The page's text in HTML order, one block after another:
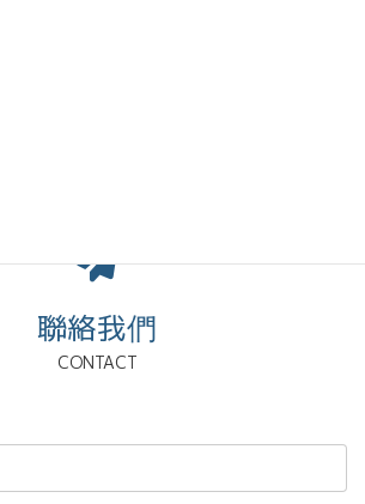
聯絡我們
CONTACT